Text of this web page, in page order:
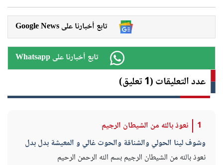
Google News تابع أخبارنا على
Whatsapp تابع أخبارنا على
عدد التعليقات (1 تعليق)
1
نعوذ بالله من الشيطان الرجيم
وشوف لينا الحولي والشناقة والحوت غالي و المعيشة بدل بدل
نعوذ بالله من الشيطان الرجيم بسم الله الرحمن الرحيم